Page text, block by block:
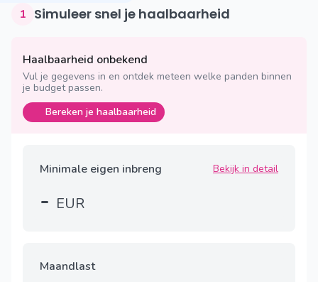
1 Simuleer snel je haalbaarheid
Haalbaarheid onbekend
Vul je gegevens in en ontdek meteen welke panden binnen
je budget passen.
Bereken je haalbaarheid
Minimale eigen inbreng Bekijk in detail
- EUR
Maandlast